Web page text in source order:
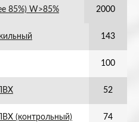
85%) W>85% 2000
143
100
52
(контрольный) 74